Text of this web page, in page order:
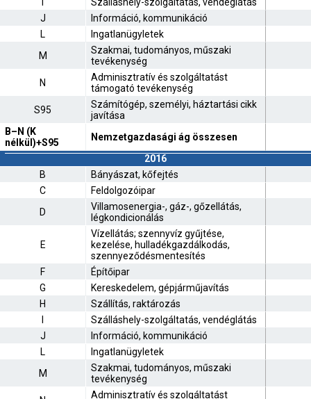
J
Információ, kommunikáció
L
Ingatlanügyletek
M
Szakmai, tudományos, műszaki
tevékenység
N
Adminisztratív és szolgáltatást
támogató tevékenység
S95
Számítógép, személyi, háztartási cikk
javítása
B–N (K
nélkül)+S95
Nemzetgazdasági ág összesen
2016
B
Bányászat, kőfejtés
C
Feldolgozóipar
D
Villamosenergia-, gáz-, gőzellátás,
légkondicionálás
E
Vízellátás; szennyvíz gyűjtése,
kezelése, hulladékgazdálkodás,
szennyeződésmentesítés
F
Építőipar
G
Kereskedelem, gépjárműjavítás
H
Szállítás, raktározás
Szálláshely-szolgáltatás, vendéglátás
J
Információ, kommunikáció
L
Ingatlanügyletek
M
Szakmai, tudományos, műszaki
tevékenység
Adminisztratív és szolgáltatást